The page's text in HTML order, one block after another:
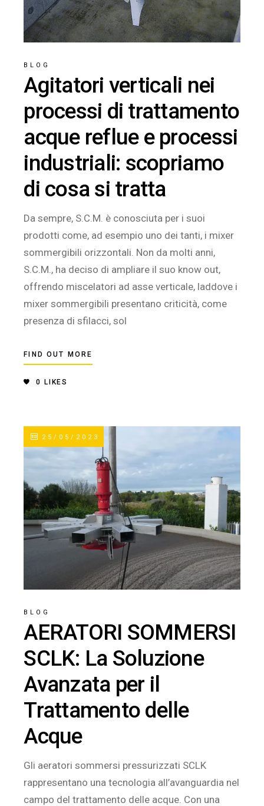
BLOG
Agitatori verticali nei
processi di trattamento
acque reflue e processi
industriali: scopriamo
di cosa si tratta
Da sempre, S.C.M. è conosciuta per i suoi
prodotti come, ad esempio uno dei tanti, i mixer
sommergibili orizzontali. Non da molti anni,
S.C.M., ha deciso di ampliare il suo know out,
offrendo miscelatori ad asse verticale, laddove i
mixer sommergibili presentano criticità, come
presenza di sfilacci, sol
FIND OUT MORE
0 LIKES
25/05/2023
BLOG
AERATORI SOMMERSI
SCLK: La Soluzione
Avanzata per il
Trattamento delle
Acque
Gli aeratori sommersi pressurizzati SCLK
rappresentano una tecnologia all’avanguardia nel
campo del trattamento delle acque. Con una